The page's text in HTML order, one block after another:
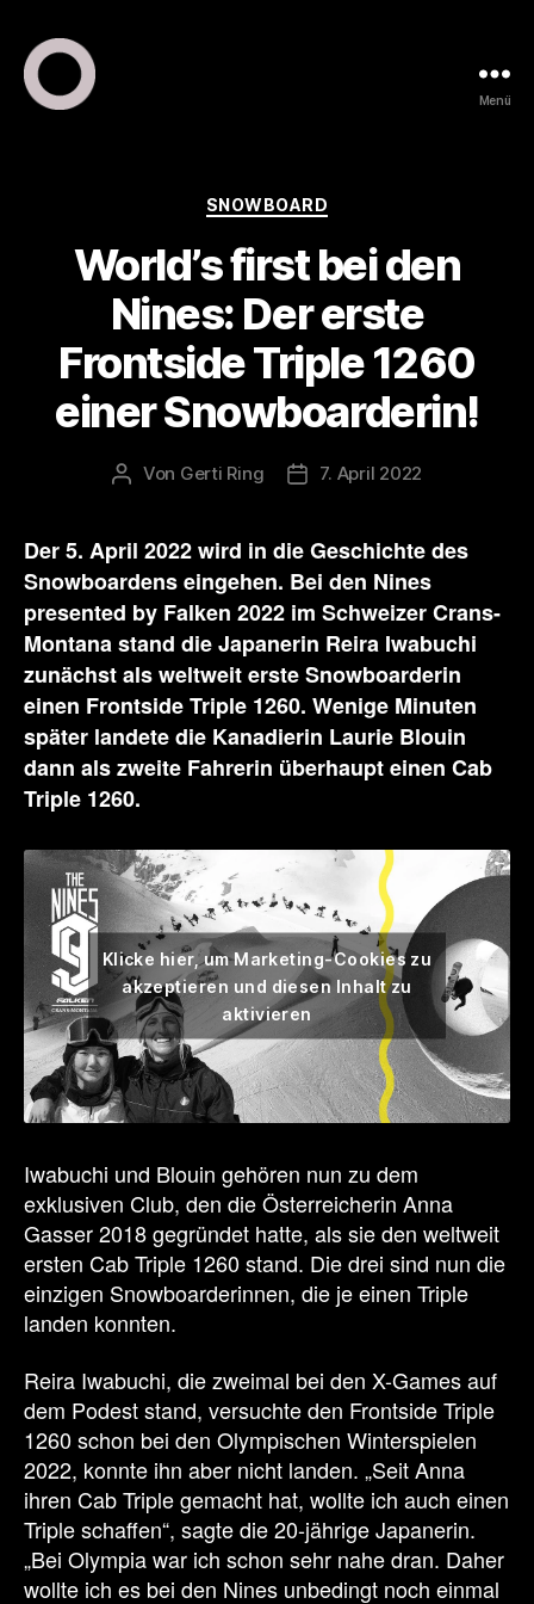
marketing
Menü
Kategorien
SNOWBOARD
World’s first bei den
Nines: Der erste
Frontside Triple 1260
einer Snowboarderin!
Beitragsautor
Von Gerti Ring Veröffentlichungsdatum
7. April 2022
Der 5. April 2022 wird in die Geschichte des
Snowboardens eingehen. Bei den Nines
presented by Falken 2022 im Schweizer Crans-
Montana stand die Japanerin Reira Iwabuchi
zunächst als weltweit erste Snowboarderin
einen Frontside Triple 1260. Wenige Minuten
später landete die Kanadierin Laurie Blouin
dann als zweite Fahrerin überhaupt einen Cab
Triple 1260.
Klicke hier, um Marketing-Cookies zu
akzeptieren und diesen Inhalt zu
aktivieren
Iwabuchi und Blouin gehören nun zu dem
exklusiven Club, den die Österreicherin Anna
Gasser 2018 gegründet hatte, als sie den weltweit
ersten Cab Triple 1260 stand. Die drei sind nun die
einzigen Snowboarderinnen, die je einen Triple
landen konnten.
Reira Iwabuchi, die zweimal bei den X-Games auf
dem Podest stand, versuchte den Frontside Triple
1260 schon bei den Olympischen Winterspielen
2022, konnte ihn aber nicht landen. „Seit Anna
ihren Cab Triple gemacht hat, wollte ich auch einen
Triple schaffen“, sagte die 20-jährige Japanerin.
„Bei Olympia war ich schon sehr nahe dran. Daher
wollte ich es bei den Nines unbedingt noch einmal